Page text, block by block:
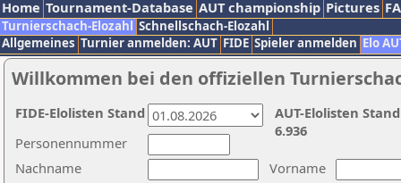
Home Tournament-Database AUT championship Pictures
Turnierschach-Elozahl Schnellschach-Elozahl
Allgemeines Turnier anmelden: AUT FIDE Spieler anmelden Elo
Willkommen bei den offiziellen
Nachname
Vorname
Personennummer
AUT-Elolisten
6.936
FIDE-Elolisten Stand